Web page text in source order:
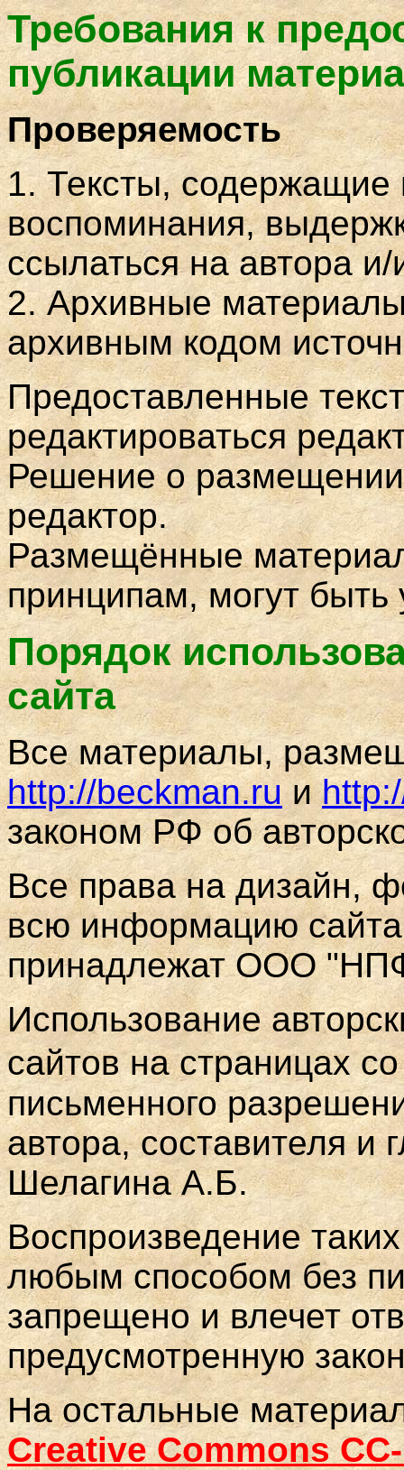
Требования к
публикации
Проверяемость
1. Тексты,
воспоминания,
ссылаться на автора и/
2. Архивные
архивным кодом
Предоставленные
редактироваться
Решение о
редактор.
Размещённые
принципам, могут
Порядок
сайта
Все материалы,
http://beckman.ru и
законом РФ об
Все права на дизайн,
всю информацию
принадлежат ООО "НПФ
Использование
сайтов на страницах
письменного
автора, составителя и
Шелагина А.Б.
Воспроизведение
любым способом без
запрещено и влечет
предусмотренную
На остальные
Creative Commons